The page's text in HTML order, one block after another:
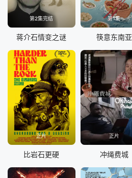
第2集完结
蒋介石情变之谜
第1集
筷意东南亚
正片
比岩石更硬
正片
冲绳费城